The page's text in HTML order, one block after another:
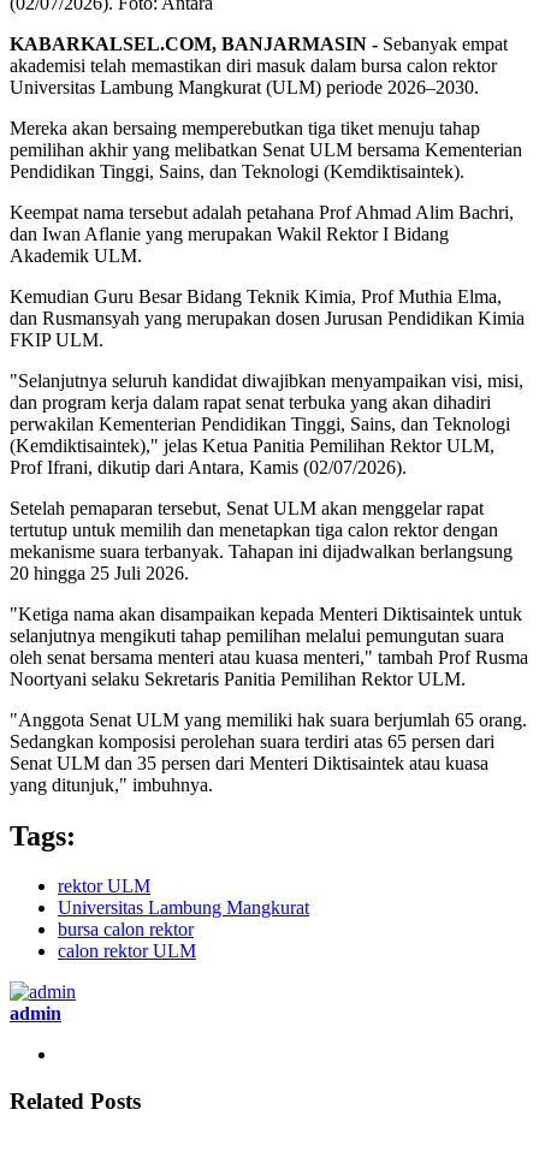
KABARKALSEL.COM, BANJARMASIN - Sebanyak empat
akademisi telah memastikan diri masuk dalam bursa calon rektor
Universitas Lambung Mangkurat (ULM) periode 2026–2030.
Mereka akan bersaing memperebutkan tiga tiket menuju tahap
pemilihan akhir yang melibatkan Senat ULM bersama Kementerian
Pendidikan Tinggi, Sains, dan Teknologi (Kemdiktisaintek).
Keempat nama tersebut adalah petahana Prof Ahmad Alim Bachri,
dan Iwan Aflanie yang merupakan Wakil Rektor I Bidang
Akademik ULM.
Kemudian Guru Besar Bidang Teknik Kimia, Prof Muthia Elma,
dan Rusmansyah yang merupakan dosen Jurusan Pendidikan Kimia
FKIP ULM.
"Selanjutnya seluruh kandidat diwajibkan menyampaikan visi, misi,
dan program kerja dalam rapat senat terbuka yang akan dihadiri
perwakilan Kementerian Pendidikan Tinggi, Sains, dan Teknologi
(Kemdiktisaintek)," jelas Ketua Panitia Pemilihan Rektor ULM,
Prof Ifrani, dikutip dari Antara, Kamis (02/07/2026).
Setelah pemaparan tersebut, Senat ULM akan menggelar rapat
tertutup untuk memilih dan menetapkan tiga calon rektor dengan
mekanisme suara terbanyak. Tahapan ini dijadwalkan berlangsung
20 hingga 25 Juli 2026.
"Ketiga nama akan disampaikan kepada Menteri Diktisaintek untuk
selanjutnya mengikuti tahap pemilihan melalui pemungutan suara
oleh senat bersama menteri atau kuasa menteri," tambah Prof Rusma
Noortyani selaku Sekretaris Panitia Pemilihan Rektor ULM.
"Anggota Senat ULM yang memiliki hak suara berjumlah 65 orang.
Sedangkan komposisi perolehan suara terdiri atas 65 persen dari
Senat ULM dan 35 persen dari Menteri Diktisaintek atau kuasa
yang ditunjuk," imbuhnya.
Tags:
rektor ULM
Universitas Lambung Mangkurat
bursa calon rektor
calon rektor ULM
admin
Related Posts